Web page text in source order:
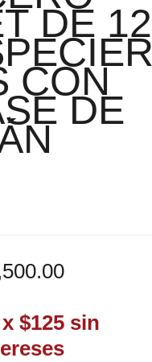
DE 12
CON
DE
.00
$125 sin